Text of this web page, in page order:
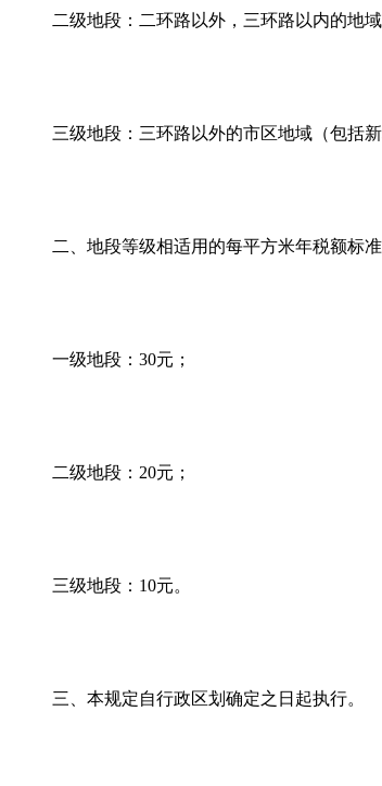
二级地段：二环路以外，三环路以内的地域
三级地段：三环路以外的市区地域（包括
二、地段等级相适用的每平方米年税额标准
一级地段： 30元；
二级地段： 20元；
三级地段： 10元。
三、本规定自行政区划确定之日起执行。